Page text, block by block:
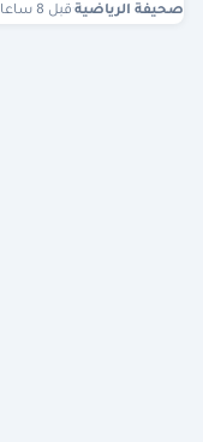
صحيفة الرياضية قبل 8 ساعات